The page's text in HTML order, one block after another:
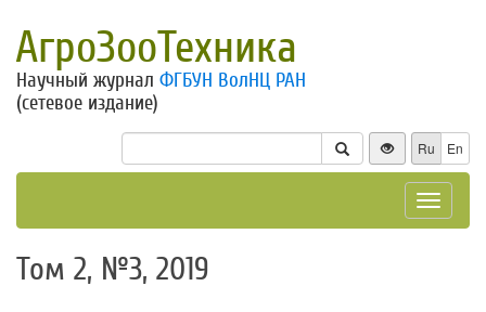
АгроЗооТехника
Научный журнал ФГБУН ВолНЦ РАН
(сетевое издание)
Ru En
Toggle
Том 2, №3, 2019